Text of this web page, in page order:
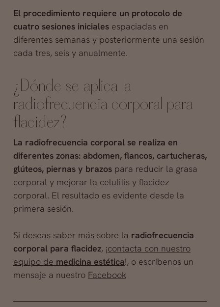
El procedimiento requiere un protocolo de
cuatro sesiones inicialesespaciadas en
diferentes semanas y posteriormente una sesión
cada tres, seis y anualmente.
¿Dónde se aplica la
radiofrecuencia corporal para
flacidez?
La radiofrecuencia corporal se realiza en
diferentes zonas: abdomen, flancos, cartucheras,
glúteos, piernas y brazospara reducir la grasa
corporal y mejorar la celulitis y flacidez
corporal. El resultado es evidente desde la
primera sesión.
Si deseas saber más sobre la radiofrecuencia
corporal para flacidez, ¡contacta con nuestro
equipo de medicina estética!, o escríbenos un
mensaje a nuestro Facebook